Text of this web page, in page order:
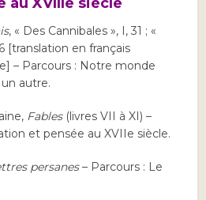
, « Des Cannibales », I, 31 ; «
[translation en français
– Parcours : Notre monde
autre.
Fables(livres VII à XI) –
et pensée au XVIIe siècle.
persanes– Parcours : Le